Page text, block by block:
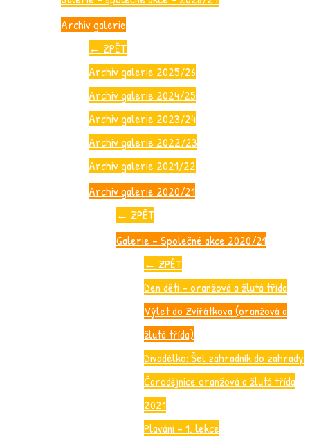
Archiv galerie
← ZPĚT
Archiv galerie 2025/26
Archiv galerie 2024/25
Archiv galerie 2023/24
Archiv galerie 2022/23
Archiv galerie 2021/22
Archiv galerie 2020/21
← ZPĚT
Galerie – Společné akce 2020/21
← ZPĚT
Den dětí – oranžová a žlutá třída
Výlet do Zvířátkova (oranžová a
žlutá třída)
Divadélko: Šel zahradník do zahrady
Čarodějnice oranžová a žlutá třída
2021
Plavání – 1. lekce